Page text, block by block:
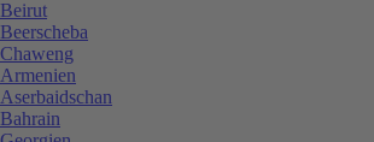
Beirut
Beerscheba
Chaweng
Armenien
Aserbaidschan
Bahrain